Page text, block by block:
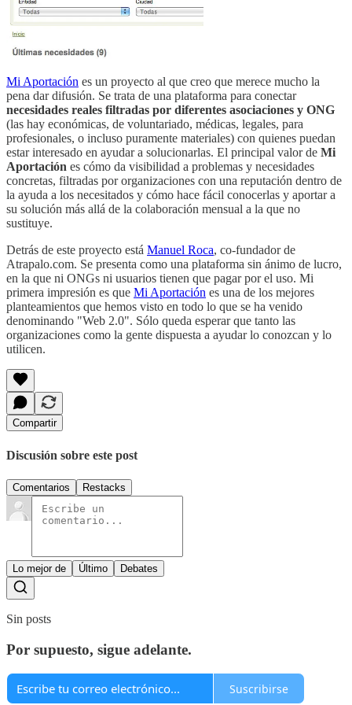
Mi Aportación es un proyecto al que creo que merece mucho la
pena dar difusión. Se trata de una plataforma para conectar
necesidades reales filtradas por diferentes asociaciones y ONG
(las hay económicas, de voluntariado, médicas, legales, para
profesionales, o incluso puramente materiales) con quienes puedan
estar interesado en ayudar a solucionarlas. El principal valor de Mi
Aportación es cómo da visibilidad a problemas y necesidades
concretas, filtradas por organizaciones con una reputación dentro de
la ayuda a los necesitados y cómo hace fácil conocerlas y aportar a
su solución más allá de la colaboración mensual a la que no
sustituye.
Detrás de este proyecto está Manuel Roca, co-fundador de
Atrapalo.com. Se presenta como una plataforma sin ánimo de lucro,
en la que ni ONGs ni usuarios tienen que pagar por el uso. Mi
primera impresión es que Mi Aportación es una de los mejores
planteamientos que hemos visto en todo lo que se ha venido
denominando "Web 2.0". Sólo queda esperar que tanto las
organizaciones como la gente dispuesta a ayudar lo conozcan y lo
utilicen.
Compartir
Discusión sobre este post
Comentarios Restacks
Lo mejor de Último Debates
Sin posts
Por supuesto, sigue adelante.
Suscribirse